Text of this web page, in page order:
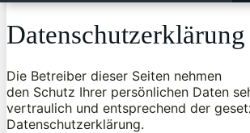
Datenschutzerklärung
Die Betreiber dieser Seiten nehmen
den Schutz Ihrer persönlichen Daten
vertraulich und entsprechend der
Datenschutzerklärung.